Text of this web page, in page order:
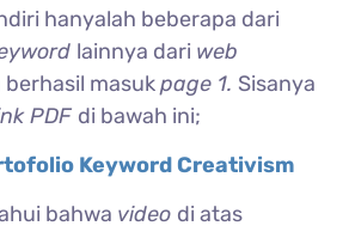
hanyalah beberapa dari
lainnya dari web
berhasil masukpage 1. Sisanya
PDF di bawah ini;
Keyword Creativism
bahwa video di atas